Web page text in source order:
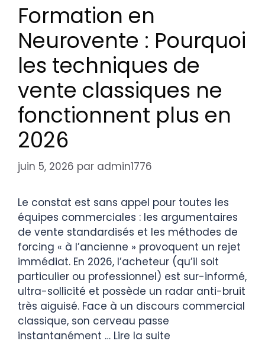
Formation en
Neurovente : Pourquoi
les techniques de
vente classiques ne
fonctionnent plus en
2026
juin 5, 2026 par admin1776
Le constat est sans appel pour toutes les
équipes commerciales : les argumentaires
de vente standardisés et les méthodes de
forcing « à l’ancienne » provoquent un rejet
immédiat. En 2026, l’acheteur (qu’il soit
particulier ou professionnel) est sur-informé,
ultra-sollicité et possède un radar anti-bruit
très aiguisé. Face à un discours commercial
classique, son cerveau passe
instantanément … Lire la suite